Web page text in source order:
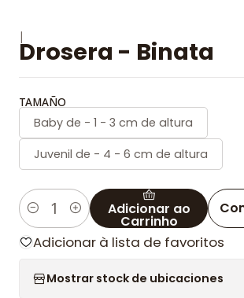
|
Drosera - Binata
TAMAÑO
Baby de - 1 - 3 cm de altura
Juvenil de - 4 - 6 cm de altura
Quantidade Adicionar ao
Carrinho
Adicionar à lista de favoritos
Mostrar stock de ubicaciones